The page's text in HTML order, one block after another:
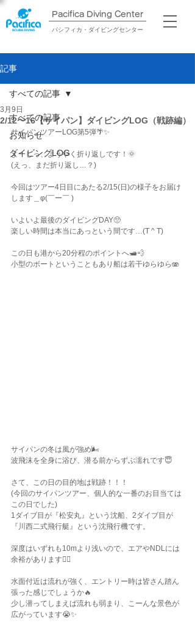
Pacifica Diving Center​
パシフィカ・ダイビングセンター
記事
すべての記事
お知らせ
ダイビングLOG
すべての記事
2/12〜16【サイパン】ダイビングLOG（戦跡編）
3月9日
サイパンツアーLOG第5弾🌴✨
よーしっ、ようやく折り返しです！🌞
(えっ、まだ折り返し…？)
今回はツアー4日目にあたる2/15(日)の様子をお届け
します＿φ(￣ー￣ )
いよいよ最後のダイビングDAY🥺
楽しい時間は本当にあっという間です…(T ^ T)
この日も港から20分程のポイントへ🛥️💨
小型のボートということもあり船は若干ゆらゆら🫨
サイパンの冬は風が強め🌬️
波飛沫を全身に浴び、潜る前からずぶ濡れです😇
さて、この日の目的地は戦跡！！！
(今回のサイパンツアー、個人的な一番のお目当ては
この日でした)
1ダイブ目が『松安丸』という沈船、2ダイブ目が
『川西二式飛行艇』という沈飛行機です。
深度はいずれも10mより浅いので、エアやNDLには
余裕があります👌🏽
水面付近は流れが強く、エントリー時は皆さん踏ん
張った感じでしょうか🔥
少し潜ってしまえば流れも弱まり、こーんな景色が
広がっています😭✨